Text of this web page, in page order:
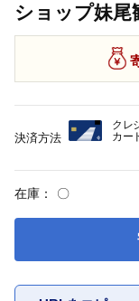
ショップ妹尾
在庫： 〇
決済方法
クレ
カー